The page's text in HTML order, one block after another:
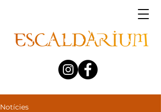
Notícies